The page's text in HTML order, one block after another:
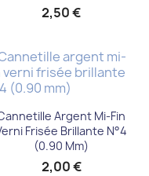
2,50 €
Argent Mi-Fin
Frisée Brillante N°4
(0.90 Mm)
2,00 €